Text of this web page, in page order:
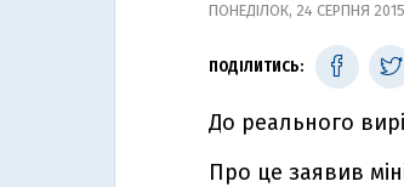
ПОНЕДІЛОК, 24 СЕРПНЯ
ПОДІЛИТИСЬ:
До реального
Про це заявив